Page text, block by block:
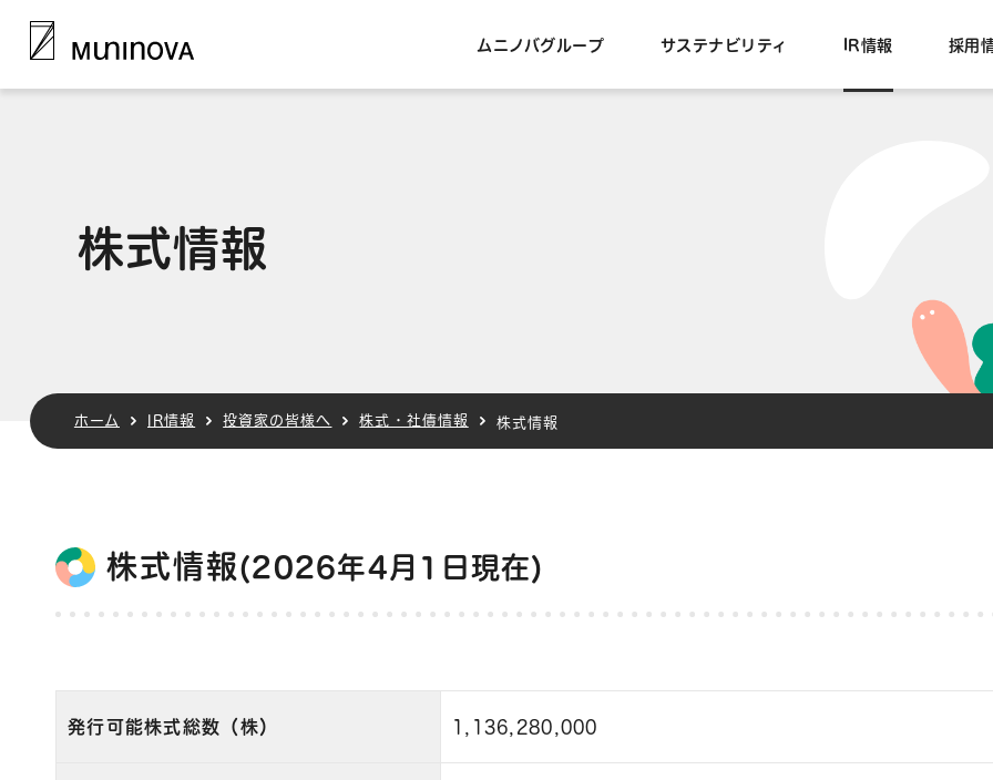
ムニノバグループ サステナビリティ IR情報 採用
株式情報
ホーム IR情報 投資家の皆様へ 株式・社債情報 株式情報
株式情報(2026年4月1日現在)
発行可能株式総数（株） 1,136,280,000